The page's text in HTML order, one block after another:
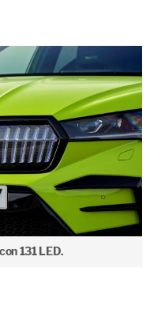
131 LED.